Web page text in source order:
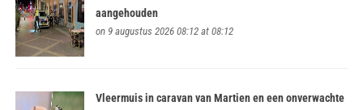
aangehouden
on 9 augustus 2026 08:12 at 08:12
Vleermuis in caravan van Martien en een onverwachte